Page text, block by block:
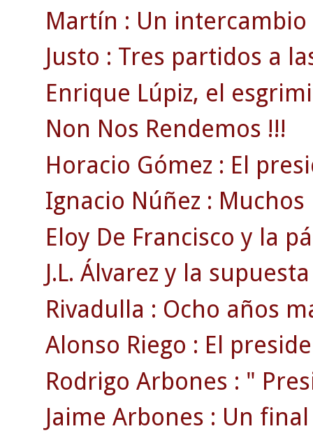
Martín : Un
Justo : Tres partidos a
Enrique Lúpiz, el
Non Nos Rendemos !!!
Horacio Gómez : El
Ignacio Núñez :
Eloy De Francisco y la
J.L. Álvarez y la
Rivadulla : Ocho años
Alonso Riego : El
Rodrigo Arbones : "
Jaime Arbones : Un